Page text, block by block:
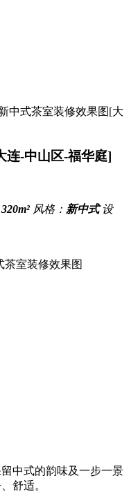
中式茶室装修效果图[大
连-中山区-福华庭]
320m² 风格： 新中式 设
茶室装修效果图
中式的韵味及一步一景
舒适。